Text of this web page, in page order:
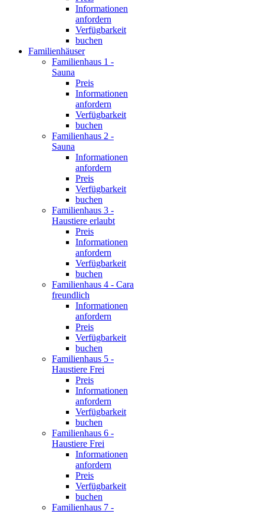
Informationen
anfordern
Verfügbarkeit
buchen
Familienhäuser
Familienhaus 1 -
Sauna
Preis
Informationen
anfordern
Verfügbarkeit
buchen
Familienhaus 2 -
Sauna
Informationen
anfordern
Preis
Verfügbarkeit
buchen
Familienhaus 3 -
Haustiere erlaubt
Preis
Informationen
anfordern
Verfügbarkeit
buchen
Familienhaus 4 - Cara
freundlich
Informationen
anfordern
Preis
Verfügbarkeit
buchen
Familienhaus 5 -
Haustiere Frei
Preis
Informationen
anfordern
Verfügbarkeit
buchen
Familienhaus 6 -
Haustiere Frei
Informationen
anfordern
Preis
Verfügbarkeit
buchen
Familienhaus 7 -